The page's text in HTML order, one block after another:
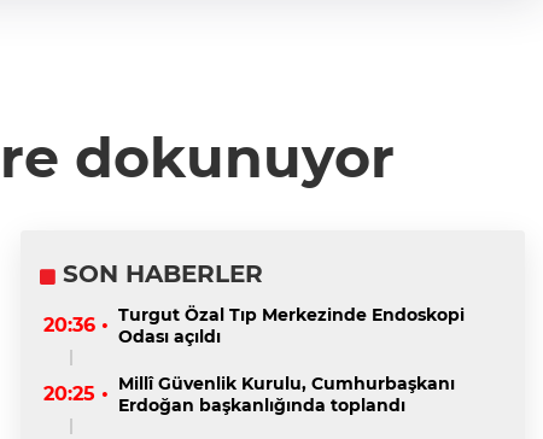
dokunuyor
SON HABERLER
20:36 • Turgut Özal Tıp Merkezinde Endoskopi
Odası açıldı
20:25 • Millî Güvenlik Kurulu, Cumhurbaşkanı
Erdoğan başkanlığında toplandı